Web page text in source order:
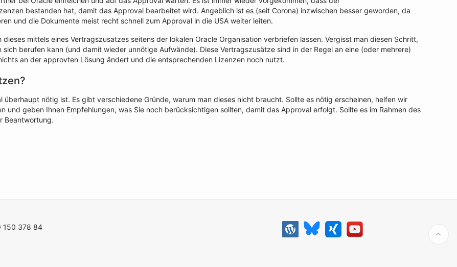
bestanden hat, damit das Approval bearbeitet wird. Angeblich ist es (seit Corona) inzwischen besser geworden, da
und die Dokumente meist recht schnell zum Approval in die USA weiter leiten.
mittels eines Vertragszusatzes seitens der lokalen Oracle Organisation verbriefen lassen. Vergisst man diesen Schritt,
berufen kann (und damit wieder unnötige Aufwände). Diese Vertragszusätze sind in der Regel an eine (oder mehrere)
an der approvten Lösung ändert und die entsprechenden Lizenzen noch nutzt.
nötig ist. Es gibt verschiedene Gründe, warum man dieses nicht braucht. Sollte es nötig erscheinen, helfen wir
und geben Ihnen Empfehlungen, was Sie noch berücksichtigen sollten, damit das Approval erfolgt. Sollte es im Rahmen des
Beantwortung.
150 378 84